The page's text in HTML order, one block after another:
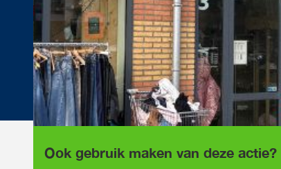
Ook gebruik maken van deze actie?